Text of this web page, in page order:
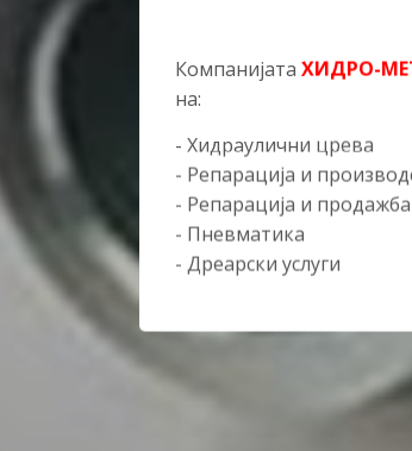
Компанијата ХИДРО-
на:
- Хидраулични црева
- Репарација и
- Репарација и
- Пневматика
- Дреарски услуги